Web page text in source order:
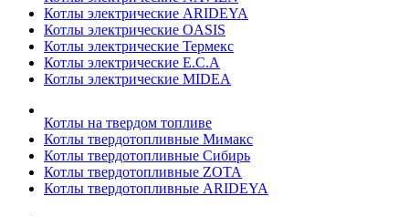
Котлы электрические ARIDEYA
Котлы электрические OASIS
Котлы электрические Термекс
Котлы электрические E.C.A
Котлы электрические MIDEA
Котлы на твердом топливе
Котлы твердотопливные Мимакс
Котлы твердотопливные Сибирь
Котлы твердотопливные ZOTA
Котлы твердотопливные ARIDEYA